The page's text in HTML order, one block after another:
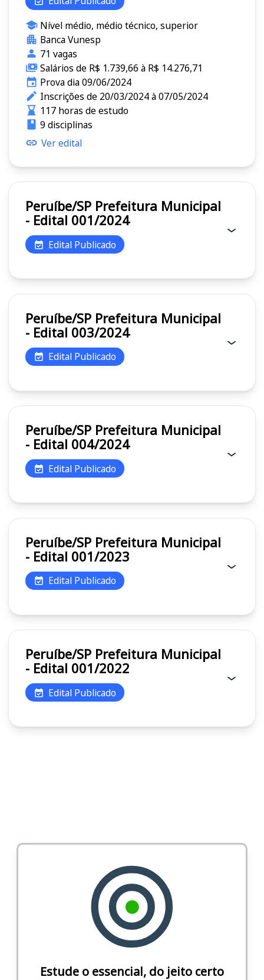
Nível médio, médio técnico, superior
Banca Vunesp
71 vagas
Salários de R$ 1.739,66 à R$ 14.276,71
Prova dia 09/06/2024
Inscrições de 20/03/2024 à 07/05/2024
117 horas de estudo
9 disciplinas
Ver edital
Peruíbe/SP Prefeitura Municipal
- Edital 001/2024
Edital Publicado
Peruíbe/SP Prefeitura Municipal
- Edital 003/2024
Edital Publicado
Peruíbe/SP Prefeitura Municipal
- Edital 004/2024
Edital Publicado
Peruíbe/SP Prefeitura Municipal
- Edital 001/2023
Edital Publicado
Peruíbe/SP Prefeitura Municipal
- Edital 001/2022
Edital Publicado
Estude o essencial, do jeito certo